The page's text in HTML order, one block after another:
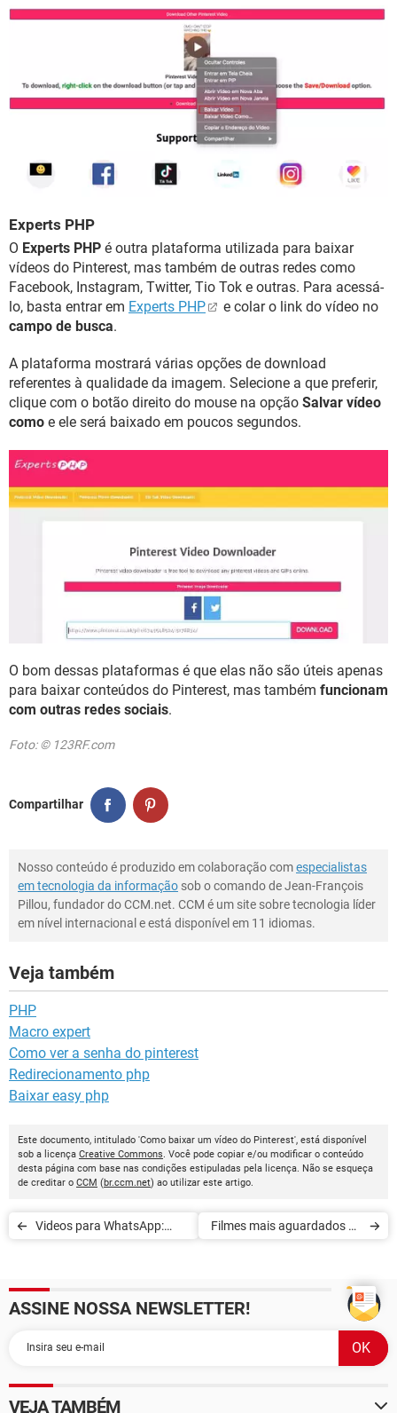
Experts PHP
O Experts PHP é outra plataforma utilizada para baixar
vídeos do Pinterest, mas também de outras redes como
Facebook, Instagram, Twitter, Tio Tok e outras. Para acessá-
lo, basta entrar em Experts PHP
e colar o link do vídeo no
campo de busca.
A plataforma mostrará várias opções de download
referentes à qualidade da imagem. Selecione a que preferir,
clique com o botão direito do mouse na opção Salvar vídeo
como e ele será baixado em poucos segundos.
O bom dessas plataformas é que elas não são úteis apenas
para baixar conteúdos do Pinterest, mas também funcionam
com outras redes sociais.
Foto: © 123RF.com
Compartilhar
Nosso conteúdo é produzido em colaboração comespecialistas
em tecnologia da informação sob o comando de Jean-François
Pillou, fundador do CCM.net. CCM é um site sobre tecnologia líder
em nível internacional e está disponível em 11 idiomas.
Veja também
PHP
Macro expert
Como ver a senha do pinterest
Redirecionamento php
Baixar easy php
Este documento, intitulado 'Como baixar um vídeo do Pinterest', está disponível
sob a licença Creative Commons. Você pode copiar e/ou modificar o conteúdo
desta página com base nas condições estipuladas pela licença. Não se esqueça
de creditar o CCM (br.ccm.net) ao utilizar este artigo.
Videos para WhatsApp:
Filmes mais aguardados de
ASSINE NOSSA NEWSLETTER!
VEJA TAMBÉM